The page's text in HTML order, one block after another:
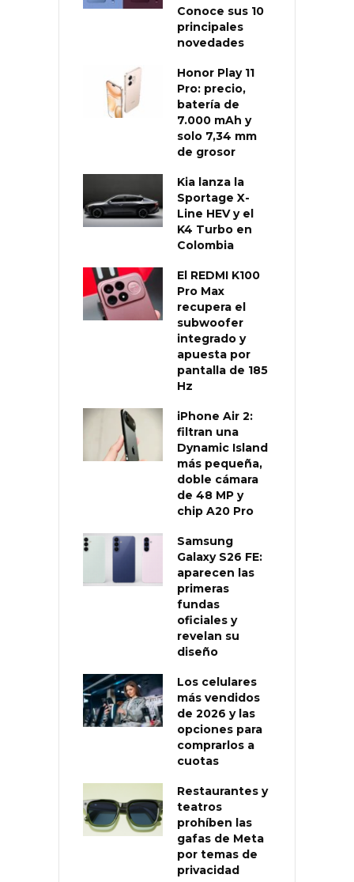
Conoce sus 10
principales
novedades
Honor Play 11
Pro: precio,
batería de
7.000 mAh y
solo 7,34 mm
de grosor
Kia lanza la
Sportage X-
Line HEV y el
K4 Turbo en
Colombia
El REDMI K100
Pro Max
recupera el
subwoofer
integrado y
apuesta por
pantalla de 185
Hz
iPhone Air 2:
filtran una
Dynamic Island
más pequeña,
doble cámara
de 48 MP y
chip A20 Pro
Samsung
Galaxy S26 FE:
aparecen las
primeras
fundas
oficiales y
revelan su
diseño
Los celulares
más vendidos
de 2026 y las
opciones para
comprarlos a
cuotas
Restaurantes y
teatros
prohíben las
gafas de Meta
por temas de
privacidad